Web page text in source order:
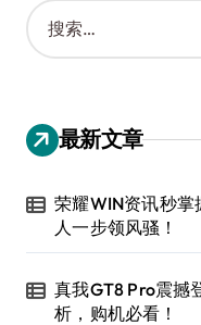
搜
索
：
最新文章
荣耀WIN资讯秒
人一步领风骚！
真我GT8 Pro震撼
析，购机必看！